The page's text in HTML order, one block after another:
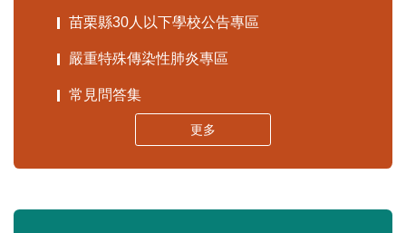
苗栗縣30人以下學校公告專區
嚴重特殊傳染性肺炎專區
常見問答集
更多